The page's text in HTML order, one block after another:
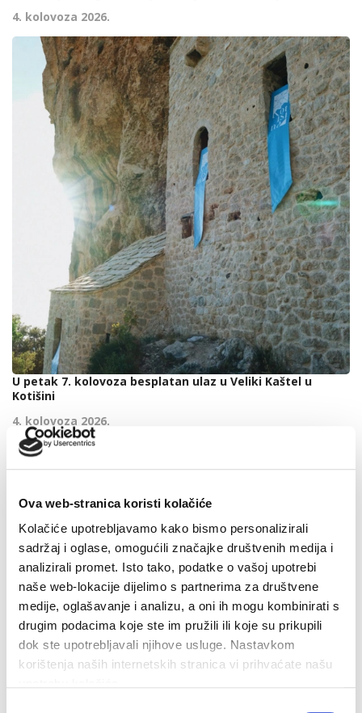
Ova web-stranica koristi kolačiće
Kolačiće upotrebljavamo kako bismo personalizirali
sadržaj i oglase, omogućili značajke društvenih medija i
analizirali promet. Isto tako, podatke o vašoj upotrebi
naše web-lokacije dijelimo s partnerima za društvene
medije, oglašavanje i analizu, a oni ih mogu kombinirati s
drugim podacima koje ste im pružili ili koje su prikupili
dok ste upotrebljavali njihove usluge. Nastavkom
korištenja naših internetskih stranica vi prihvaćate našu
4. kolovoza 2026.
U petak 7. kolovoza besplatan ulaz u Veliki Kaštel u
Kotišini
4. kolovoza 2026.